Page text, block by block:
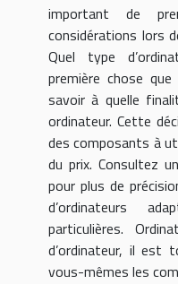
important de
considérations lors
Quel type
première chose
savoir à quelle
ordinateur. Cette
des composants à
du prix. Consultez
pour plus de
d’ordinateurs
particulières.
d’ordinateur, il est
vous-mêmes les